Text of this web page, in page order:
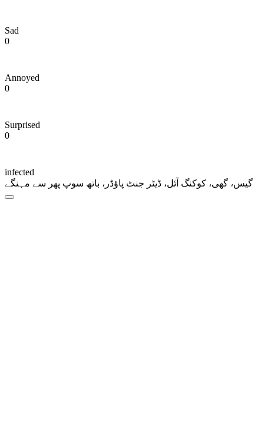
Sad
0
Annoyed
0
Surprised
0
infected
گیس، گھی، کوکنگ آئل، ڈیٹر جنٹ پاؤڈر، باتھ سوپ پھر سے مہنگے